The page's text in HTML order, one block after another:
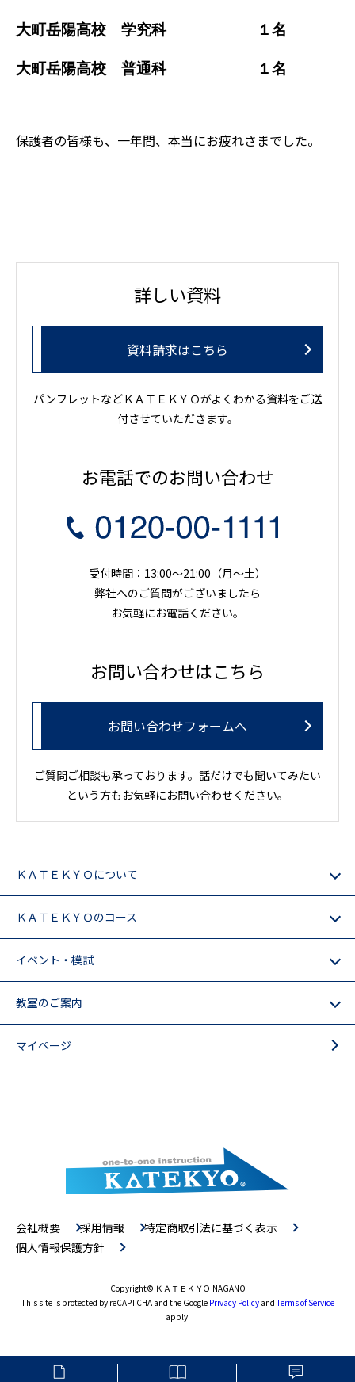
大町岳陽高校 学究科 １名
大町岳陽高校 普通科 １名
保護者の皆様も、一年間、本当にお疲れさまでした。
詳しい資料
資料請求はこちら
パンフレットなどＫＡＴＥＫＹＯがよくわかる資料をご送
付させていただきます。
お電話でのお問い合わせ
受付時間：13:00～21:00（月〜土）
弊社へのご質問がございましたら
お気軽にお電話ください。
お問い合わせはこちら
お問い合わせフォームへ
ご質問ご相談も承っております。話だけでも聞いてみたい
という方もお気軽にお問い合わせください。
ＫＡＴＥＫＹＯについて
ＫＡＴＥＫＹＯのコース
イベント・模試
教室のご案内
マイページ
会社概要 採用情報
特定商取引法に基づく表示
個人情報保護方針
Copyright© ＫＡＴＥＫＹＯ NAGANO
This site is protected by reCAPTCHA and the Google Privacy PolicyandTerms of Service
apply.